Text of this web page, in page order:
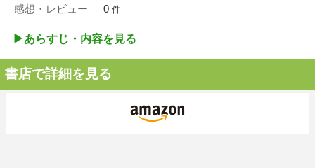
感想・レビュー 0 件
▶︎あらすじ・内容を見る
書店で詳細を見る